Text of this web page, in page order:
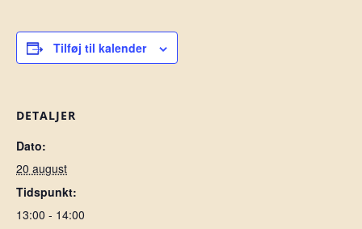
Tilføj til kalender
DETALJER
Dato:
20 august
Tidspunkt:
13:00 - 14:00